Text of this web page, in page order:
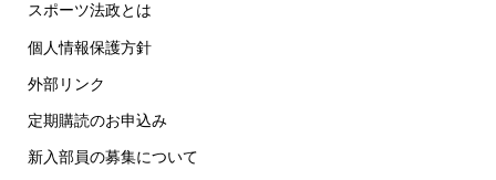
スポーツ法政とは
個人情報保護方針
外部リンク
定期購読のお申込み
新入部員の募集について